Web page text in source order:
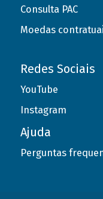
Consulta PAC
Moedas
Redes Sociais
YouTube
Instagram
Ajuda
Perguntas